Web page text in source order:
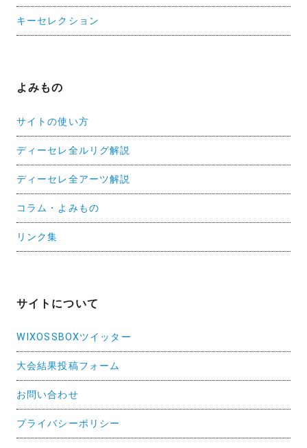
キーセレクション
よみもの
サイトの使い方
ディーセレ全ルリグ解説
ディーセレ全アーツ解説
コラム・よみもの
リンク集
サイトについて
WIXOSSBOXツイッター
大会結果投稿フォーム
お問い合わせ
プライバシーポリシー